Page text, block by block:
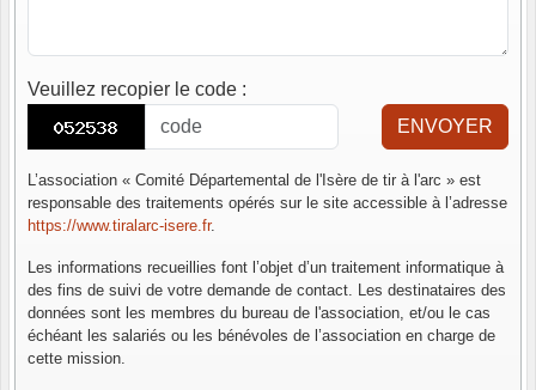
Veuillez recopier le code :
ENVOYER
L’association « Comité Départemental de l'Isère de tir à l'arc » est
responsable des traitements opérés sur le site accessible à l’adresse
https://www.tiralarc-isere.fr.
Les informations recueillies font l’objet d’un traitement informatique à
des fins de suivi de votre demande de contact. Les destinataires des
données sont les membres du bureau de l'association, et/ou le cas
échéant les salariés ou les bénévoles de l’association en charge de
cette mission.